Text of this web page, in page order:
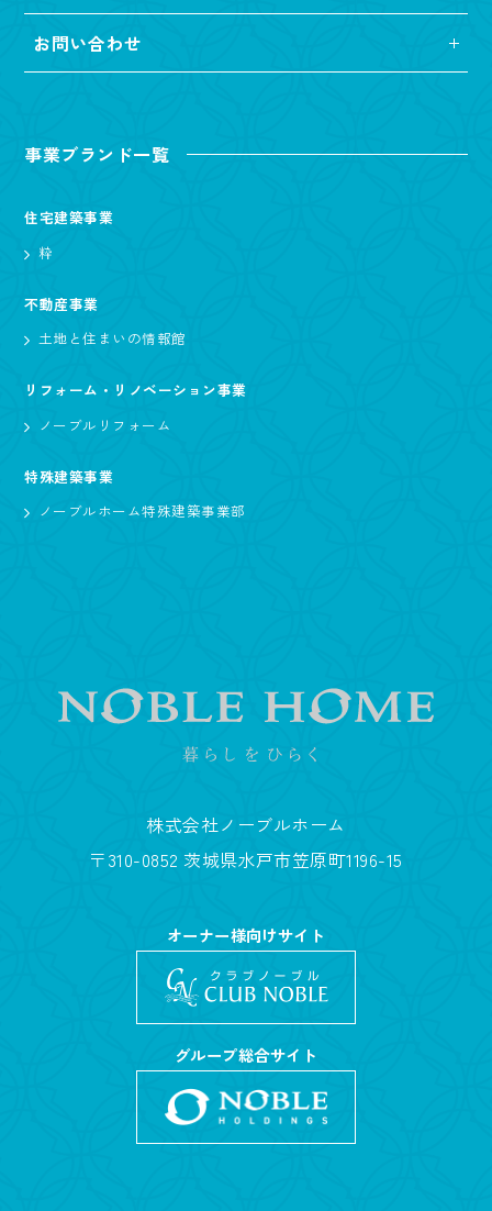
お問い合わせ
事業ブランド一覧
住宅建築事業
粋
不動産事業
土地と住まいの情報館
リフォーム・リノベーション事業
ノーブルリフォーム
特殊建築事業
ノーブルホーム特殊建築事業部
株式会社ノーブルホーム
〒310-0852 茨城県水戸市笠原町1196-15
オーナー様向けサイト
グループ総合サイト